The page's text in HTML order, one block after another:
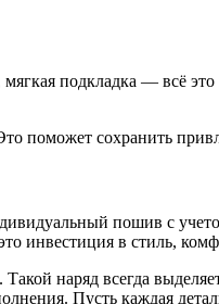
подкладка — всё это
поможет сохранить
пошив с
инвестиция в стиль,
наряд всегда
Пусть каждая